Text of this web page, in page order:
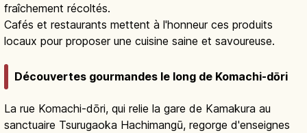
fraîchement récoltés.
Cafés et restaurants mettent à l'honneur ces produits
locaux pour proposer une cuisine saine et savoureuse.
Découvertes gourmandes le long de Komachi-dōri
La rue Komachi-dōri, qui relie la gare de Kamakura au
sanctuaire Tsurugaoka Hachimangū, regorge d'enseignes